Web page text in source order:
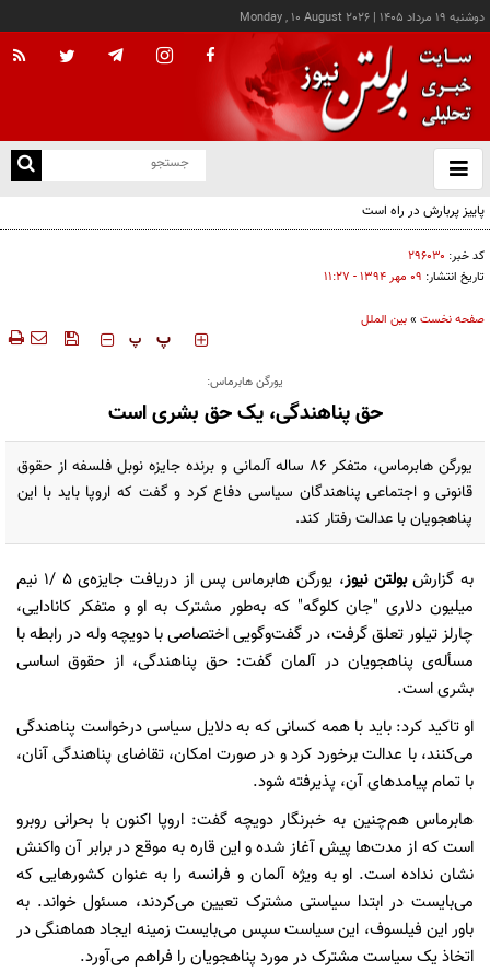
دوشنبه ۱۹ مرداد ۱۴۰۵ |
Monday , 10 August 2026
باز
و
کد خبر: ۲۹۶۰۳۰
تاریخ انتشار: ۰۹ مهر ۱۳۹۴ - ۱۱:۲۷
صفحه نخست »بین الملل
‍‍‍ پ پ
یورگن هابرماس:
حق پناهندگی، یک حق بشری است
یورگن هابرماس، متفکر ۸۶ ساله‌ آلمانی و برنده‌ جایزه‌ نوبل فلسفه از حقوق
قانونی و اجتماعی پناهندگان سیاسی دفاع کرد و گفت که اروپا باید با این
پناهجویان با عدالت رفتار کند.
به گزارشبولتن نیوز
، یورگن هابرماس پس از دریافت جایزه‌ی ۵ /۱ نیم
میلیون دلاری "جان کلوگه" که به‌طور مشترک به او و متفکر کانادایی،
چارلز تیلور تعلق گرفت، در گفت‌وگویی اختصاصی با دویچه وله در رابطه با
مسأله‌ی پناهجویان در آلمان گفت: حق پناهندگی، از حقوق اساسی
بشری است.
او تاکید کرد: باید با همه‌ کسانی که به دلایل سیاسی درخواست پناهندگی
می‌کنند، با عدالت برخورد کرد و در صورت امکان، تقاضای پناهندگی آنان،
با تمام پیامدهای آن، پذیرفته شود.
هابرماس هم‌چنین به خبرنگار دویچه گفت: اروپا اکنون با بحرانی روبرو
است که از مدت‌ها پیش آغاز شده و این قاره به موقع در برابر آن واکنش
نشان نداده است. او به ویژه آلمان و فرانسه را به عنوان کشورهایی که
می‌بایست در ابتدا سیاستی مشترک تعیین‌ می‌کردند، مسئول خواند. به
باور این فیلسوف، این سیاست سپس می‌بایست زمینه‌ ایجاد هماهنگی در
اتخاذ یک سیاست مشترک در مورد پناهجویان را فراهم می‌آورد.